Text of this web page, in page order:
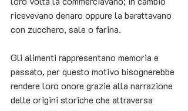
ricevevano denaro oppure la barattavano
con zucchero, sale o farina.
Gli alimenti rappresentano memoria e
passato, per questo motivo bisognerebbe
rendere loro onore grazie alla narrazione
delle origini storiche che attraversa